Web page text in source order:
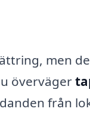
men
överväger
från